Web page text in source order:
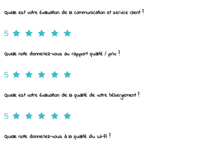
Quelle est votre évaluation de la communication et service client ?
5
Quelle note donneriez-vous au rapport qualité / prix ?
5
Quelle est votre évaluation de la qualité de votre hébergement ?
5
Quelle note donneriez-vous à la qualité du Wi-Fi ?